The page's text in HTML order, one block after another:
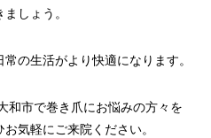
しょう。
の生活がより快適になります。
和市で巻き爪にお悩みの方々を
気軽にご来院ください。